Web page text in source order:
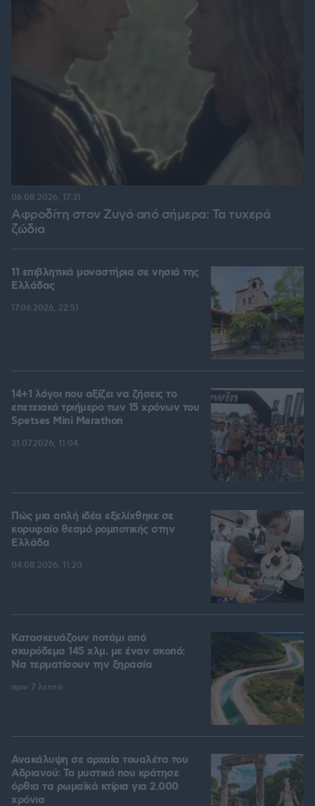
Αφροδίτη στον Ζυγό από σήμερα: Τα τυχερά
ζώδια
06.08.2026, 17:31
11 επιβλητικά μοναστήρια σε νησιά της
Ελλάδας
17.06.2026, 22:51
14+1 λόγοι που αξίζει να ζήσεις το
επετειακό τριήμερο των 15 χρόνων του
Spetses Mini Marathon
31.07.2026, 11:04
Πώς μια απλή ιδέα εξελίχθηκε σε
κορυφαίο θεσμό ρομποτικής στην
Ελλάδα
04.08.2026, 11:20
Κατασκευάζουν ποτάμι από
σκυρόδεμα 145 χλμ. με έναν σκοπό:
Να τερματίσουν την ξηρασία
πριν 7 λεπτά
Ανακάλυψη σε αρχαία τουαλέτα του
Αδριανού: Το μυστικό που κράτησε
όρθια τα ρωμαϊκά κτίρια για 2.000
χρόνια